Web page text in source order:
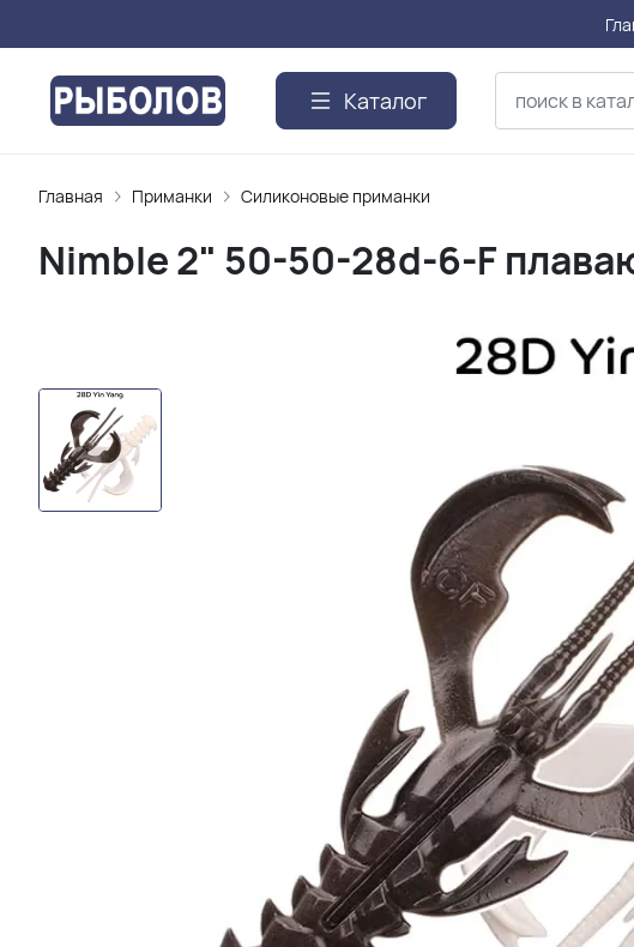
Каталог
Главная Приманки Силиконовые приманки
Nimble 2" 50-50-28d-6-F